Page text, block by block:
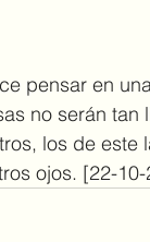
pensar en
no serán
los de
ojos. [22-